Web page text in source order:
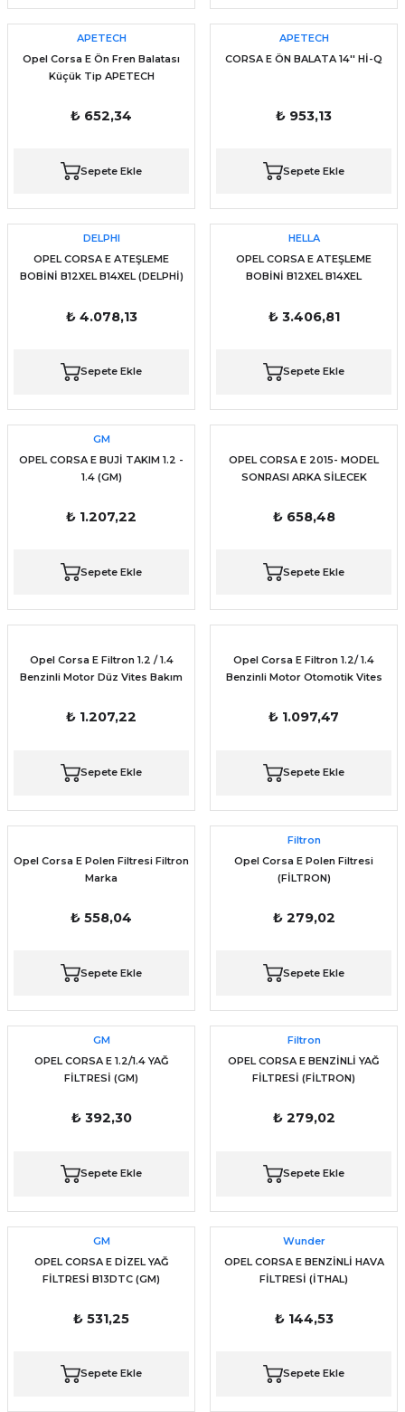
APETECH
Opel Corsa E Ön Fren Balatası
Küçük Tip APETECH
₺ 652,34
Sepete Ekle
APETECH
CORSA E ÖN BALATA 14'' Hİ-Q
₺ 953,13
Sepete Ekle
DELPHI
OPEL CORSA E ATEŞLEME
BOBİNİ B12XEL B14XEL (DELPHİ)
₺ 4.078,13
Sepete Ekle
HELLA
OPEL CORSA E ATEŞLEME
BOBİNİ B12XEL B14XEL
₺ 3.406,81
Sepete Ekle
GM
OPEL CORSA E BUJİ TAKIM 1.2 -
1.4 (GM)
₺ 1.207,22
Sepete Ekle
OPEL CORSA E 2015- MODEL
SONRASI ARKA SİLECEK
₺ 658,48
Sepete Ekle
Opel Corsa E Filtron 1.2 / 1.4
Benzinli Motor Düz Vites Bakım
₺ 1.207,22
Sepete Ekle
Opel Corsa E Filtron 1.2/ 1.4
Benzinli Motor Otomotik Vites
₺ 1.097,47
Sepete Ekle
Opel Corsa E Polen Filtresi Filtron
Marka
₺ 558,04
Sepete Ekle
Filtron
Opel Corsa E Polen Filtresi
(FİLTRON)
₺ 279,02
Sepete Ekle
GM
OPEL CORSA E 1.2/1.4 YAĞ
FİLTRESİ (GM)
₺ 392,30
Sepete Ekle
Filtron
OPEL CORSA E BENZİNLİ YAĞ
FİLTRESİ (FİLTRON)
₺ 279,02
Sepete Ekle
GM
OPEL CORSA E DİZEL YAĞ
FİLTRESİ B13DTC (GM)
₺ 531,25
Sepete Ekle
Wunder
OPEL CORSA E BENZİNLİ HAVA
FİLTRESİ (İTHAL)
₺ 144,53
Sepete Ekle